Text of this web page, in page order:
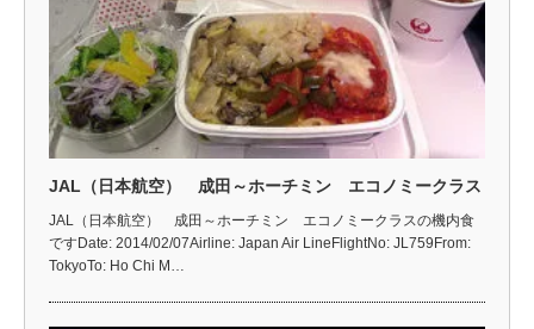
JAL（日本航空） 成田～ホーチミン エコノミークラス
JAL（日本航空） 成田～ホーチミン エコノミークラスの機内食
ですDate: 2014/02/07Airline: Japan Air LineFlightNo: JL759From:
TokyoTo: Ho Chi M…